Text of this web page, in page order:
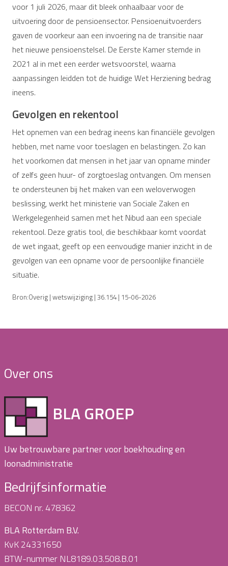
voor 1 juli 2026, maar dit bleek onhaalbaar voor de
uitvoering door de pensioensector. Pensioenuitvoerders
gaven de voorkeur aan een invoering na de transitie naar
het nieuwe pensioenstelsel. De Eerste Kamer stemde in
2021 al in met een eerder wetsvoorstel, waarna
aanpassingen leidden tot de huidige Wet Herziening bedrag
ineens.
Gevolgen en rekentool
Het opnemen van een bedrag ineens kan financiële gevolgen
hebben, met name voor toeslagen en belastingen. Zo kan
het voorkomen dat mensen in het jaar van opname minder
of zelfs geen huur- of zorgtoeslag ontvangen. Om mensen
te ondersteunen bij het maken van een weloverwogen
beslissing, werkt het ministerie van Sociale Zaken en
Werkgelegenheid samen met het Nibud aan een speciale
rekentool. Deze gratis tool, die beschikbaar komt voordat
de wet ingaat, geeft op een eenvoudige manier inzicht in de
gevolgen van een opname voor de persoonlijke financiële
situatie.
Bron:Overig | wetswijziging | 36.154 | 15-06-2026
Over ons
BLA GROEP
Uw betrouwbare partner voor boekhouding en
loonadministratie
Bedrijfsinformatie
BECON nr. 478362
BLA Rotterdam B.V.
KvK 24331650
BTW-nummer NL8189.03.508.B.01